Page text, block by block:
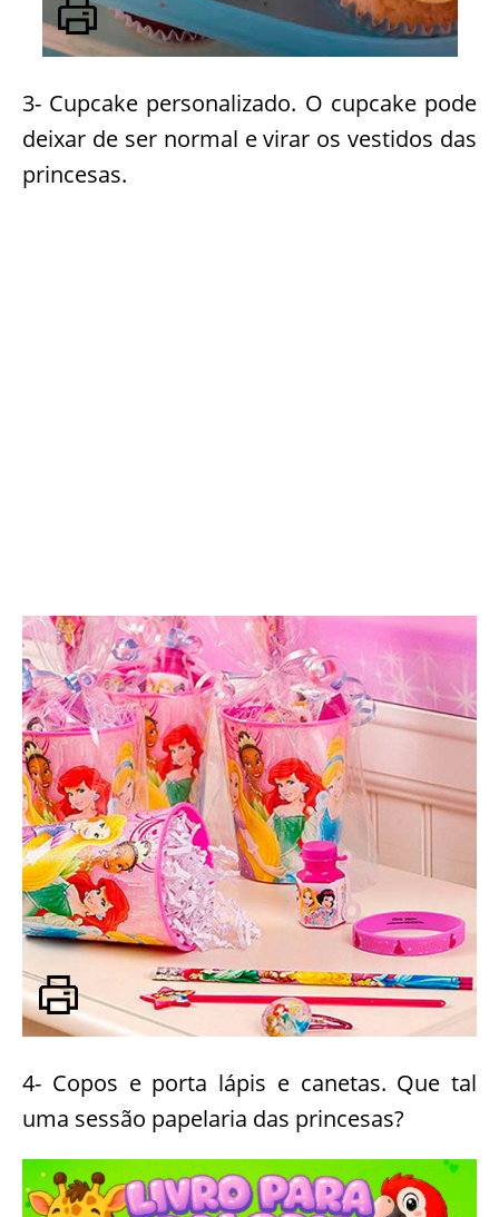
3- Cupcake personalizado. O cupcake pode
deixar de ser normal e virar os vestidos das
princesas.
4- Copos e porta lápis e canetas. Que tal
uma sessão papelaria das princesas?